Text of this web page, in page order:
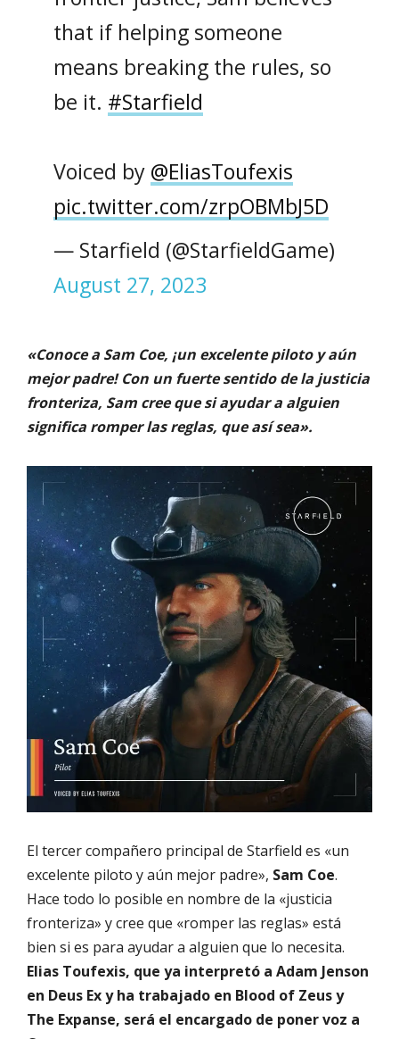
that if helping someone
means breaking the rules, so
be it. #Starfield
Voiced by @EliasToufexis
pic.twitter.com/zrpOBMbJ5D
— Starfield (@StarfieldGame)
August 27, 2023
«Conoce a Sam Coe, ¡un excelente piloto y aún
mejor padre! Con un fuerte sentido de la justicia
fronteriza, Sam cree que si ayudar a alguien
significa romper las reglas, que así sea».
El tercer compañero principal de Starfield es «un
excelente piloto y aún mejor padre», Sam Coe.
Hace todo lo posible en nombre de la «justicia
fronteriza» y cree que «romper las reglas» está
bien si es para ayudar a alguien que lo necesita.
Elias Toufexis, que ya interpretó a Adam Jenson
en Deus Ex y ha trabajado en Blood of Zeus y
The Expanse, será el encargado de poner voz a